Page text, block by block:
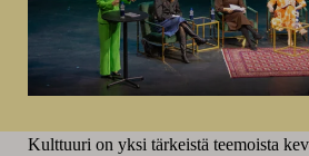
Kulttuuri on yksi tärkeistä teemoista